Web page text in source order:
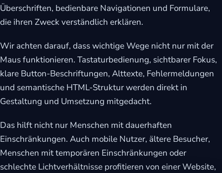
Überschriften, bedienbare Navigationen und Formulare,
die ihren Zweck verständlich erklären.
Wir achten darauf, dass wichtige Wege nicht nur mit der
Maus funktionieren. Tastaturbedienung, sichtbarer Fokus,
klare Button-Beschriftungen, Alttexte, Fehlermeldungen
und semantische HTML-Struktur werden direkt in
Gestaltung und Umsetzung mitgedacht.
Das hilft nicht nur Menschen mit dauerhaften
Einschränkungen. Auch mobile Nutzer, ältere Besucher,
Menschen mit temporären Einschränkungen oder
schlechte Lichtverhältnisse profitieren von einer Website,